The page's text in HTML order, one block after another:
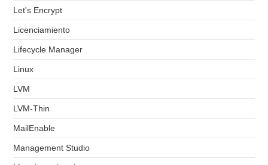
Let's Encrypt
Licenciamiento
Lifecycle Manager
Linux
LVM
LVM-Thin
MailEnable
Management Studio